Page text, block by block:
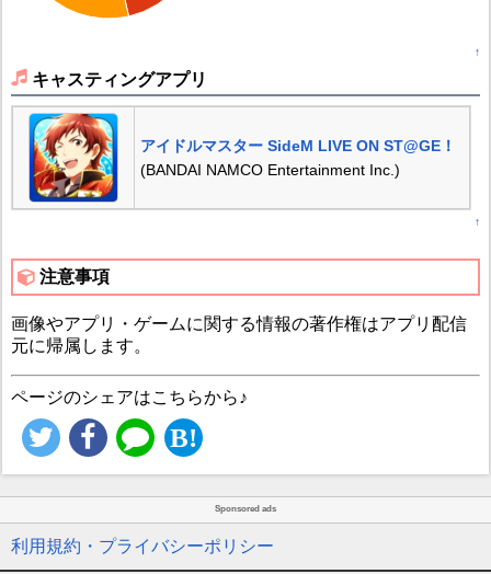
↑
キャスティングアプリ
アイドルマスター SideM LIVE ON ST@GE！
(BANDAI NAMCO Entertainment Inc.)
↑
注意事項
画像やアプリ・ゲームに関する情報の著作権はアプリ配信
元に帰属します。
ページのシェアはこちらから♪
Sponsored ads
利用規約・プライバシーポリシー